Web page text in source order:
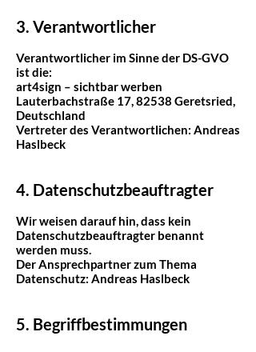
3. Verantwortlicher
Verantwortlicher im Sinne der DS-GVO
ist die:
art4sign – sichtbar werben
Lauterbachstraße 17, 82538 Geretsried,
Deutschland
Vertreter des Verantwortlichen: Andreas
Haslbeck
4. Datenschutzbeauftragter
Wir weisen darauf hin, dass kein
Datenschutzbeauftragter benannt
werden muss.
Der Ansprechpartner zum Thema
Datenschutz: Andreas Haslbeck
5. Begriffbestimmungen